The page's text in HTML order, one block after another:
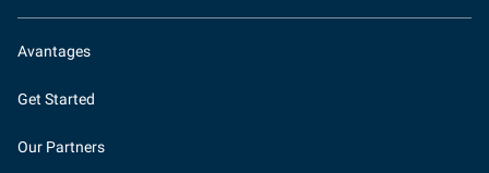
Avantages
Get Started
Our Partners